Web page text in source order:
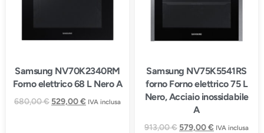
Samsung NV70K2340RM
Forno elettrico 68 L Nero A
680,00€ 529,00€ IVA inclusa
Samsung NV75K5541RS
forno Forno elettrico 75 L
Nero, Acciaio inossidabile
A
913,00€ 579,00€ IVA inclusa